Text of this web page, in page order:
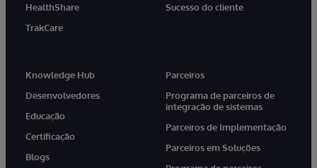
HealthShare
TrakCare
Sucesso do cliente
Knowledge Hub
Desenvolvedores
Educação
Certificação
Blogs
Parceiros
Programa de parceiros de
integração de sistemas
Parceiros de Implementação
Parceiros em Soluções